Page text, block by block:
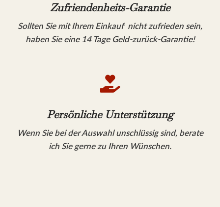
Zufriendenheits-Garantie
Sollten Sie mit Ihrem Einkauf nicht zufrieden sein,
haben Sie eine 14 Tage Geld-zurück-Garantie!

Persönliche Unterstützung
Wenn Sie bei der Auswahl unschlüssig sind, berate
ich Sie gerne zu Ihren Wünschen.